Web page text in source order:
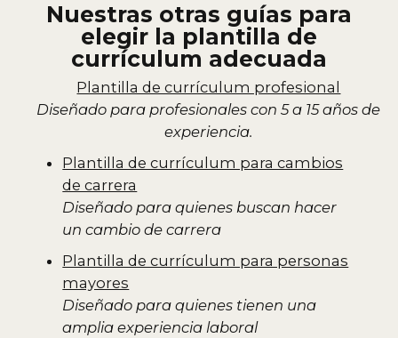
Nuestras otras guías para
elegir la plantilla de
currículum adecuada
Plantilla de currículum profesional
Diseñado para profesionales con 5 a 15 años de
experiencia.
Plantilla de currículum para cambios
de carrera
Diseñado para quienes buscan hacer
un cambio de carrera
Plantilla de currículum para personas
mayores
Diseñado para quienes tienen una
amplia experiencia laboral